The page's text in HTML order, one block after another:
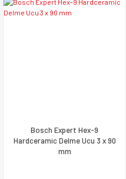
Bosch Expert Hex-9
Hardceramic Delme Ucu 3 x 90
mm